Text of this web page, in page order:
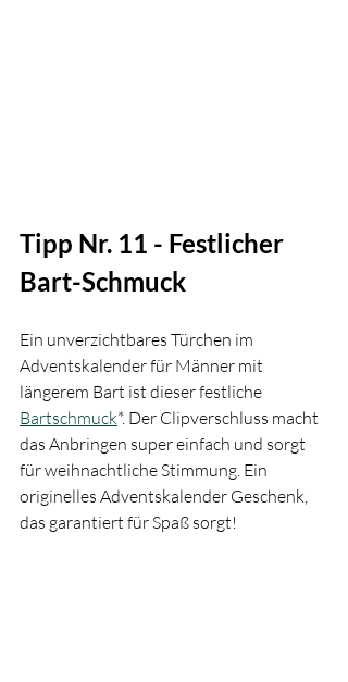
Tipp Nr. 11 - Festlicher
Bart-Schmuck
Ein unverzichtbares Türchen im
Adventskalender für Männer mit
längerem Bart ist dieser festliche
Bartschmuck*. Der Clipverschluss macht
das Anbringen super einfach und sorgt
für weihnachtliche Stimmung. Ein
originelles Adventskalender Geschenk,
das garantiert für Spaß sorgt!